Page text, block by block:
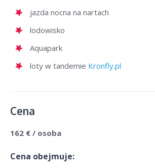
jazda nocna na nartach
lodowisko
Aquapark
loty w tandemie Kronfly.pl
Cena
162 € / osoba
Cena obejmuje: